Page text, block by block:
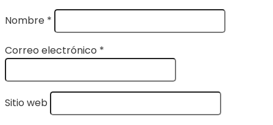
Nombre *
Correo electrónico *
Sitio web